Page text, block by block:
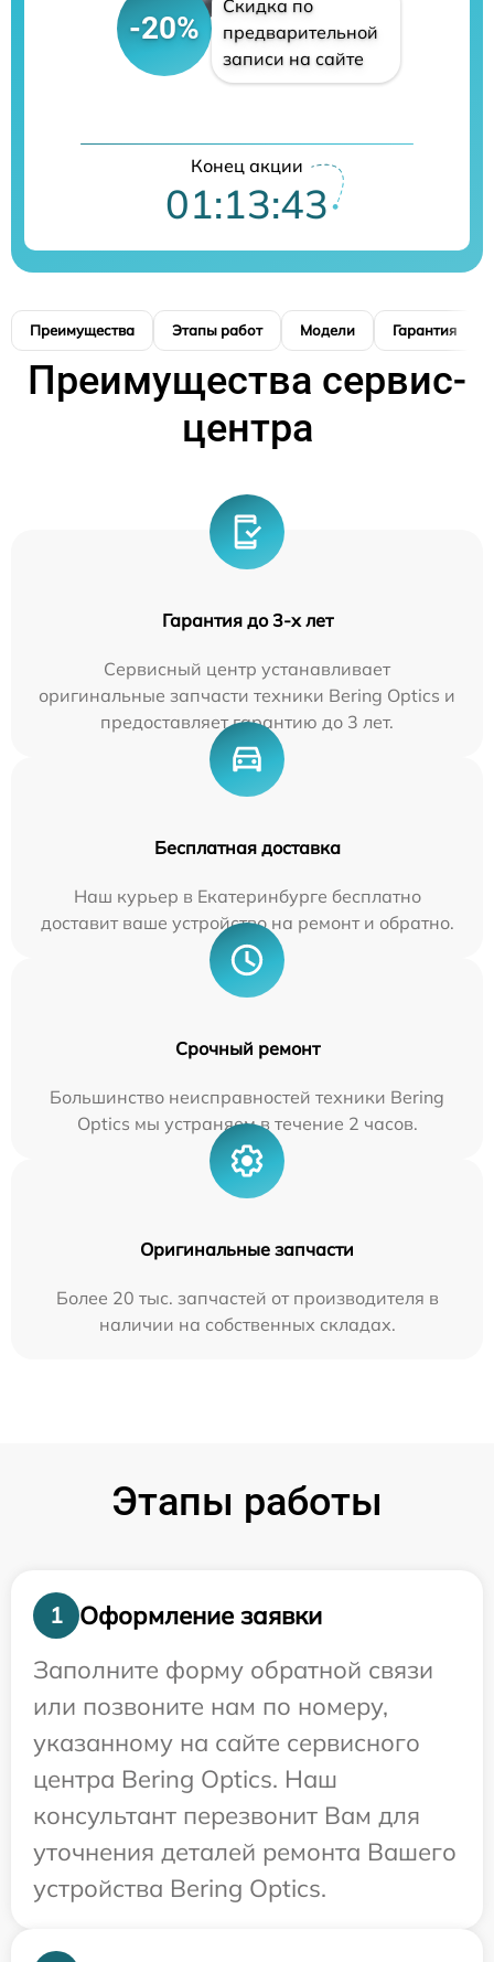
-20%
Скидка по
предварительной
записи на сайте
Конец акции
01:13:42
Преимущества Этапы работ Модели Гарантия
Преимущества сервис-
центра
Гарантия до 3-х лет
Сервисный центр устанавливает
оригинальные запчасти техники Bering Optics и
предоставляет гарантию до 3 лет.
Бесплатная доставка
Наш курьер в Екатеринбурге бесплатно
доставит ваше устройство на ремонт и обратно.
Срочный ремонт
Большинство неисправностей техники Bering
Optics мы устраняем в течение 2 часов.
Оригинальные запчасти
Более 20 тыс. запчастей от производителя в
наличии на собственных складах.
Этапы работы
1
Оформление заявки
Заполните форму обратной связи
или позвоните нам по номеру,
указанному на сайте сервисного
центра Bering Optics. Наш
консультант перезвонит Вам для
уточнения деталей ремонта Вашего
устройства Bering Optics.